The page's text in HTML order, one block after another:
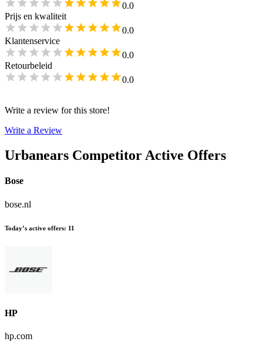
0.0
Prijs en kwaliteit
0.0
Klantenservice
0.0
Retourbeleid
0.0
Write a review for this store!
Write a Review
Urbanears Competitor Active Offers
Bose
bose.nl
Today’s active offers: 11
HP
hp.com